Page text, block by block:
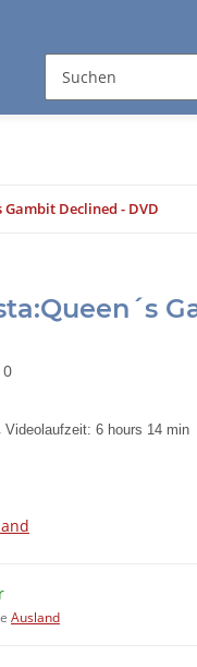
Declined - DVD
Videolaufzeit: 6 hours 14 min
Ausland